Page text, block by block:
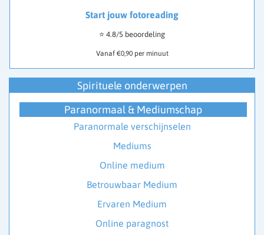
Start jouw fotoreading
⭐ 4.8/5 beoordeling
Vanaf €0,90 per minuut
Spirituele onderwerpen
Paranormaal & Mediumschap
Paranormale verschijnselen
Mediums
Online medium
Betrouwbaar Medium
Ervaren Medium
Online paragnost